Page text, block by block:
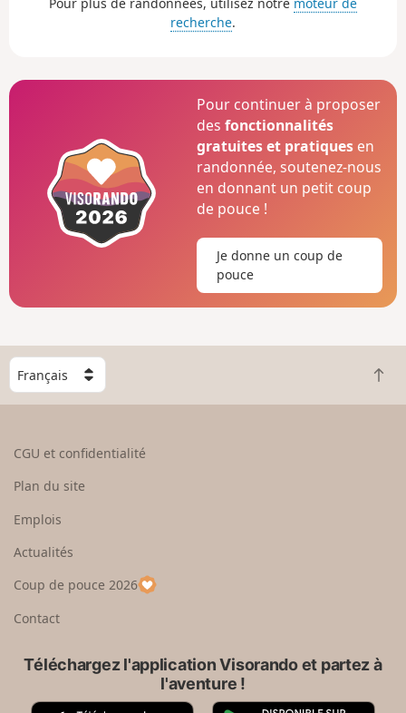
énigme : à quoi pouvait bien ressembler le Somail
lorsque les dolmens et les menhirs qui jalonnent cette
risque des incendies. Pensez à consulter la carte.
recherche.
Pour continuer à proposer
desfonctionnalités
gratuites et pratiques en
randonnée, soutenez-nous
en donnant un petit coup
de pouce !
Je donne un coup de
pouce
C
h
o
e
u
p
a
R
e
CGU et confidentialité
Plan du site
Emplois
Actualités
Coup de pouce 2026
Contact
Téléchargez l'application Visorando et partez à
l'aventure !